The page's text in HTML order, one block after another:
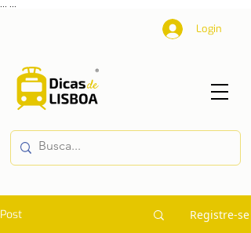
Login
Post Registre-se